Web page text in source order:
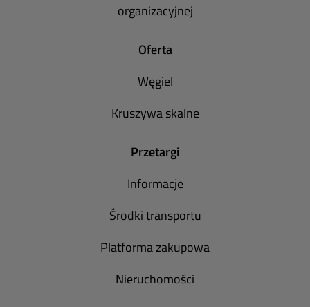
organizacyjnej
Oferta
Węgiel
Kruszywa skalne
Przetargi
Informacje
Środki transportu
Platforma zakupowa
Nieruchomości